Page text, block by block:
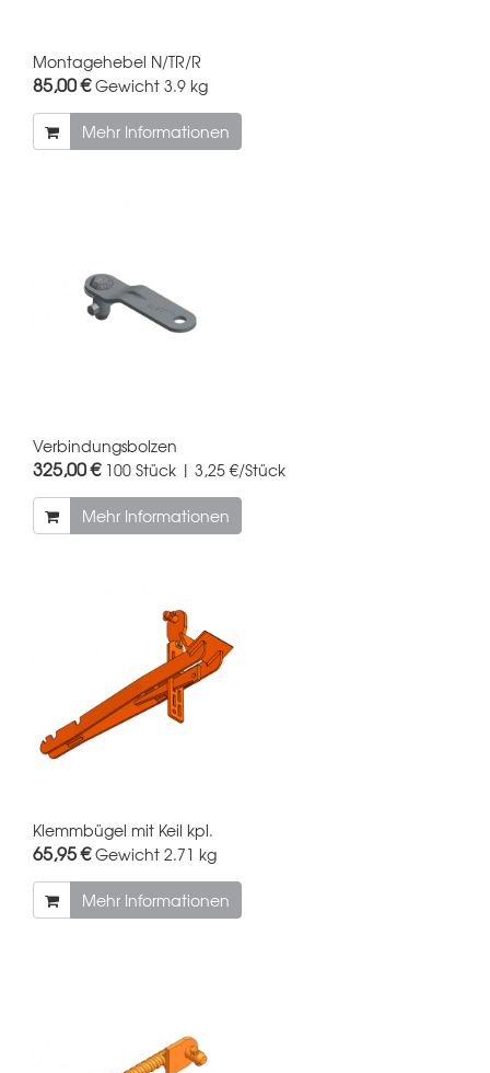
Montagehebel N/TR/R
85,00 €Gewicht 3.9 kg
Mehr Informationen
Verbindungsbolzen
325,00 € 100 Stück | 3,25 €/Stück
Mehr Informationen
Klemmbügel mit Keil kpl.
65,95 €Gewicht 2.71 kg
Mehr Informationen